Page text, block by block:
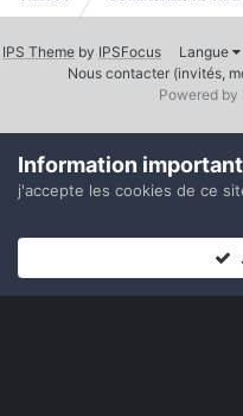
IPS Theme by IPSFocus Langue
Nous contacter (invités,
Powered by
Information
j'accepte les cookies de ce